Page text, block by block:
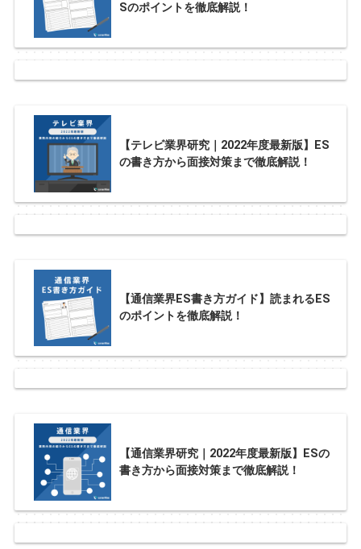
Sのポイントを徹底解説！
【テレビ業界研究｜2022年度最新版】ES
の書き方から面接対策まで徹底解説！
【通信業界ES書き方ガイド】読まれるES
のポイントを徹底解説！
【通信業界研究｜2022年度最新版】ESの
書き方から面接対策まで徹底解説！